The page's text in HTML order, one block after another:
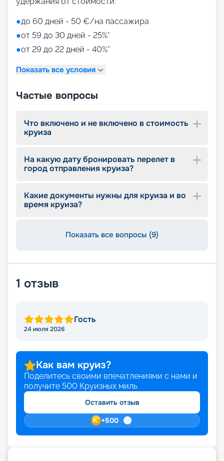
●до 60 дней - 50 €/на пассажира
●от 59 до 30 дней - 25%*
●от 29 до 22 дней - 40%*
Показать все условия
Частые вопросы
Что включено и не включено в стоимость
круиза
На какую дату бронировать перелет в
город отправления круиза?
Какие документы нужны для круиза и во
время круиза?
Показать все вопросы (9)
1 отзыв
Гость
24 июля 2026
Как вам круиз?
Поделитесь своими впечатлениями с нами и
получите 500 Круизных миль
Оставить отзыв
+500